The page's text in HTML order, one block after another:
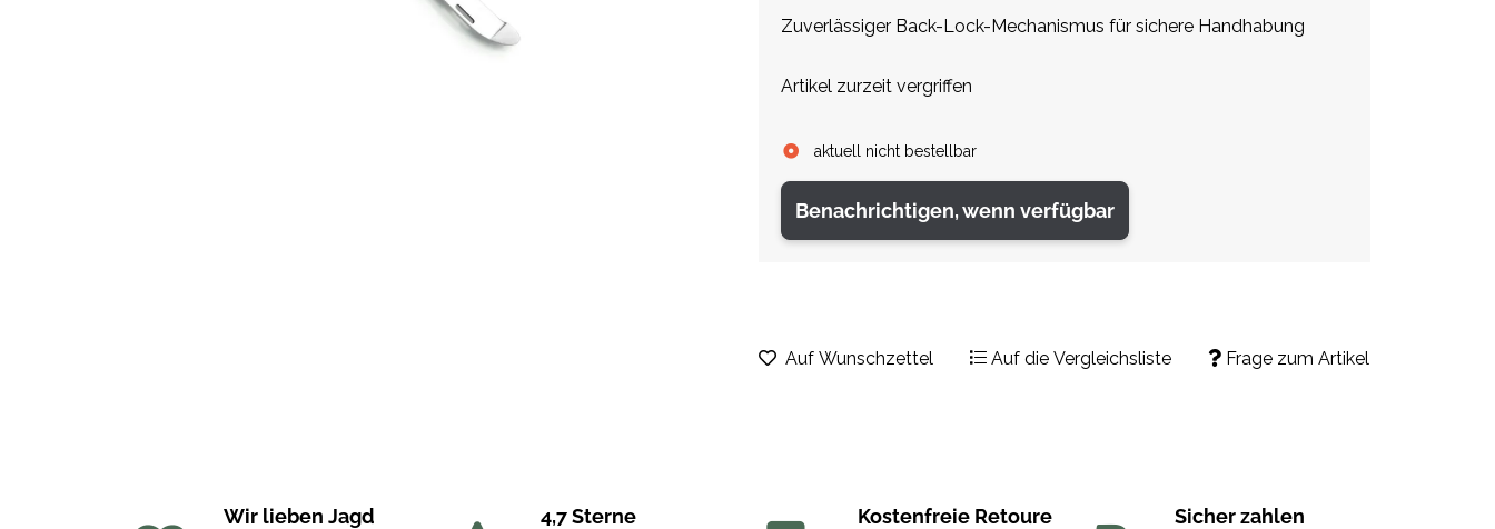
Zuverlässiger Back-Lock-Mechanismus für sichere Handhabung
Artikel zurzeit vergriffen
aktuell nicht bestellbar
Benachrichtigen, wenn verfügbar
Frage zum Artikel
Auf Wunschzettel Auf die Vergleichsliste
Wir lieben Jagd 4,7 Sterne Kostenfreie Retoure Sicher zahlen